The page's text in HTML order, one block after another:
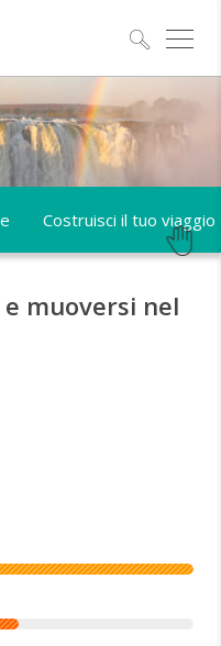
Costruisci il tuo viaggio
muoversi nel